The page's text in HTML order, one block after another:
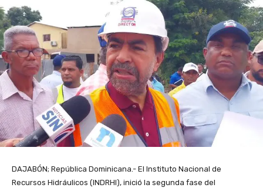
DAJABÓN; República Dominicana.- El Instituto Nacional de
Recursos Hidráulicos (INDRHI), inició la segunda fase del